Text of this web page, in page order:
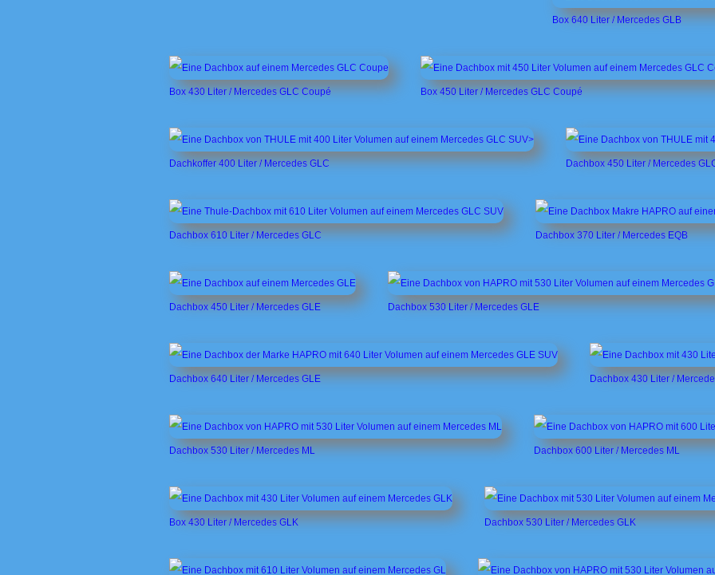
Box 640 Liter / Mercedes GLB
Box 430 Liter / Mercedes GLC Coupé Box 450 Liter / Mercedes GLC Coupé
Dachkoffer 400 Liter / Mercedes GLC Dachbox 450 Liter / Mercedes
Dachbox 610 Liter / Mercedes GLC Dachbox 370 Liter / Mercedes EQB
Dachbox 450 Liter / Mercedes GLE Dachbox 530 Liter / Mercedes GLE
Dachbox 640 Liter / Mercedes GLE Dachbox 430 Liter /
Dachbox 530 Liter / Mercedes ML Dachbox 600 Liter / Mercedes ML
Box 430 Liter / Mercedes GLK Dachbox 530 Liter / Mercedes GLK